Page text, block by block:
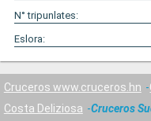
N° tripunlates:
Eslora:
Cruceros www.cruceros.hn
Costa Deliziosa
Cruceros